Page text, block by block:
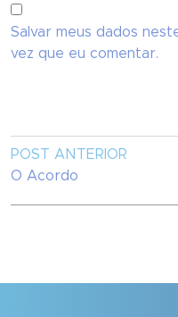
Salvar meus dados
vez que eu comentar.
POST ANTERIOR
O Acordo